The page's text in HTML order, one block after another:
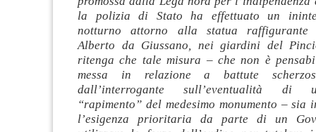
la polizia di Stato ha effettuato un
notturno attorno alla statua raffigurante
Alberto da Giussano, nei giardini del
ritenga che tale misura – che non è
messa in relazione a battute
dall’interrogante sull’eventualità di
“rapimento” del medesimo monumento – sia
l’esigenza prioritaria da parte di un